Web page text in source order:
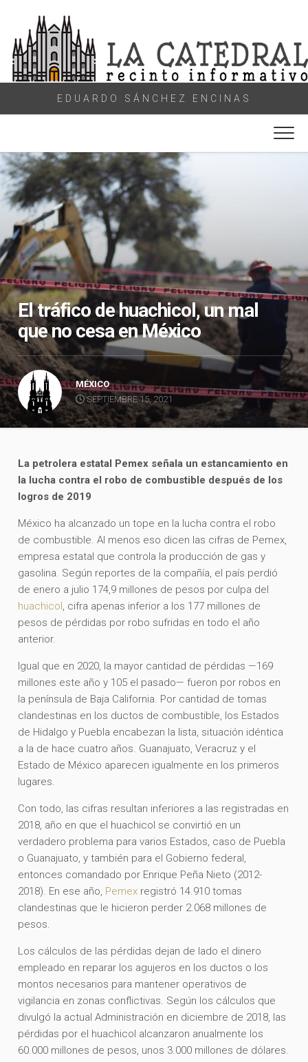
content
EDUARDO SÁNCHEZ ENCINAS
El tráfico de huachicol, un mal
que no cesa en México
MÉXICO
SEPTIEMBRE 15, 2021
La petrolera estatal Pemex señala un estancamiento en
la lucha contra el robo de combustible después de los
logros de 2019
México ha alcanzado un tope en la lucha contra el robo
de combustible. Al menos eso dicen las cifras de Pemex,
empresa estatal que controla la producción de gas y
gasolina. Según reportes de la compañía, el país perdió
de enero a julio 174,9 millones de pesos por culpa del
huachicol, cifra apenas inferior a los 177 millones de
pesos de pérdidas por robo sufridas en todo el año
anterior.
Igual que en 2020, la mayor cantidad de pérdidas —169
millones este año y 105 el pasado— fueron por robos en
la península de Baja California. Por cantidad de tomas
clandestinas en los ductos de combustible, los Estados
de Hidalgo y Puebla encabezan la lista, situación idéntica
a la de hace cuatro años. Guanajuato, Veracruz y el
Estado de México aparecen igualmente en los primeros
lugares.
Con todo, las cifras resultan inferiores a las registradas en
2018, año en que el huachicol se convirtió en un
verdadero problema para varios Estados, caso de Puebla
o Guanajuato, y también para el Gobierno federal,
entonces comandado por Enrique Peña Nieto (2012-
2018). En ese año, Pemex registró 14.910 tomas
clandestinas que le hicieron perder 2.068 millones de
pesos.
Los cálculos de las pérdidas dejan de lado el dinero
empleado en reparar los agujeros en los ductos o los
montos necesarios para mantener operativos de
vigilancia en zonas conflictivas. Según los cálculos que
divulgó la actual Administración en diciembre de 2018, las
pérdidas por el huachicol alcanzaron anualmente los
60.000 millones de pesos, unos 3.000 millones de dólares.